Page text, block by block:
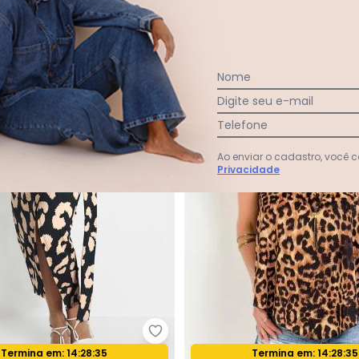
34,98sem juros
Print em Malha Plus Marrombonprix - Saia Onça Bege e
Oferta relâmpago
Termina em:14:28:33 Oferta relâmpago
Termina em:14:28:33
Nome
Digite seu e-mail
Telefone
Ao enviar o cadastro, você
Privacidade